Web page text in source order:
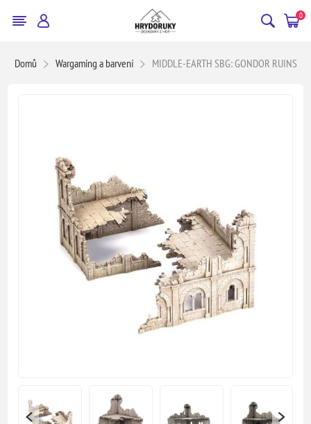
0
Domů Wargaming a barvení MIDDLE-EARTH SBG: GONDOR RUINS